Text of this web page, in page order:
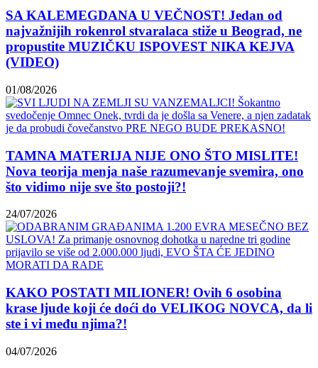
SA KALEMEGDANA U VEČNOST! Jedan od
najvažnijih rokenrol stvaralaca stiže u Beograd, ne
propustite MUZIČKU ISPOVEST NIKA KEJVA
(VIDEO)
01/08/2026
TAMNA MATERIJA NIJE ONO ŠTO MISLITE!
Nova teorija menja naše razumevanje svemira, ono
što vidimo nije sve što postoji?!
24/07/2026
KAKO POSTATI MILIONER! Ovih 6 osobina
krase ljude koji će doći do VELIKOG NOVCA, da li
ste i vi među njima?!
04/07/2026